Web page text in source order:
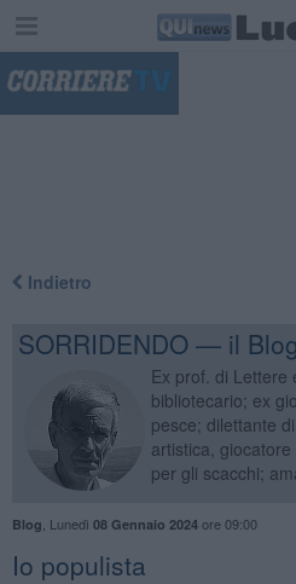
Indietro
SORRIDENDO — il
Ex prof. di Lettere
bibliotecario; ex
pesce; dilettante
artistica,
per gli scacchi;
Blog Lunedì 08 Gennaio 2024ore 09:00
Io populista